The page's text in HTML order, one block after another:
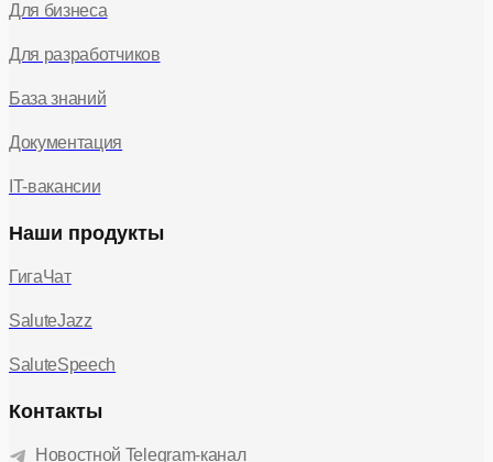
clientIdNotFound
Для бизнеса
Для разработчиков
База знаний
Документация
IT-вакансии
Наши продукты
ГигаЧат
SaluteJazz
SaluteSpeech
Контакты
Новостной Telegram-канал